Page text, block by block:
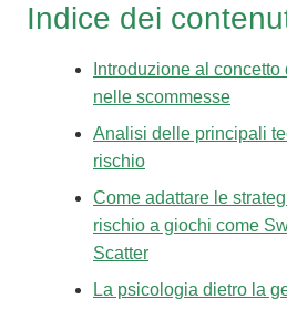
Indice dei
Introduzione al
nelle scommesse
Analisi delle principali
rischio
Come adattare le
rischio a giochi come
Scatter
La psicologia dietro la
all
cached